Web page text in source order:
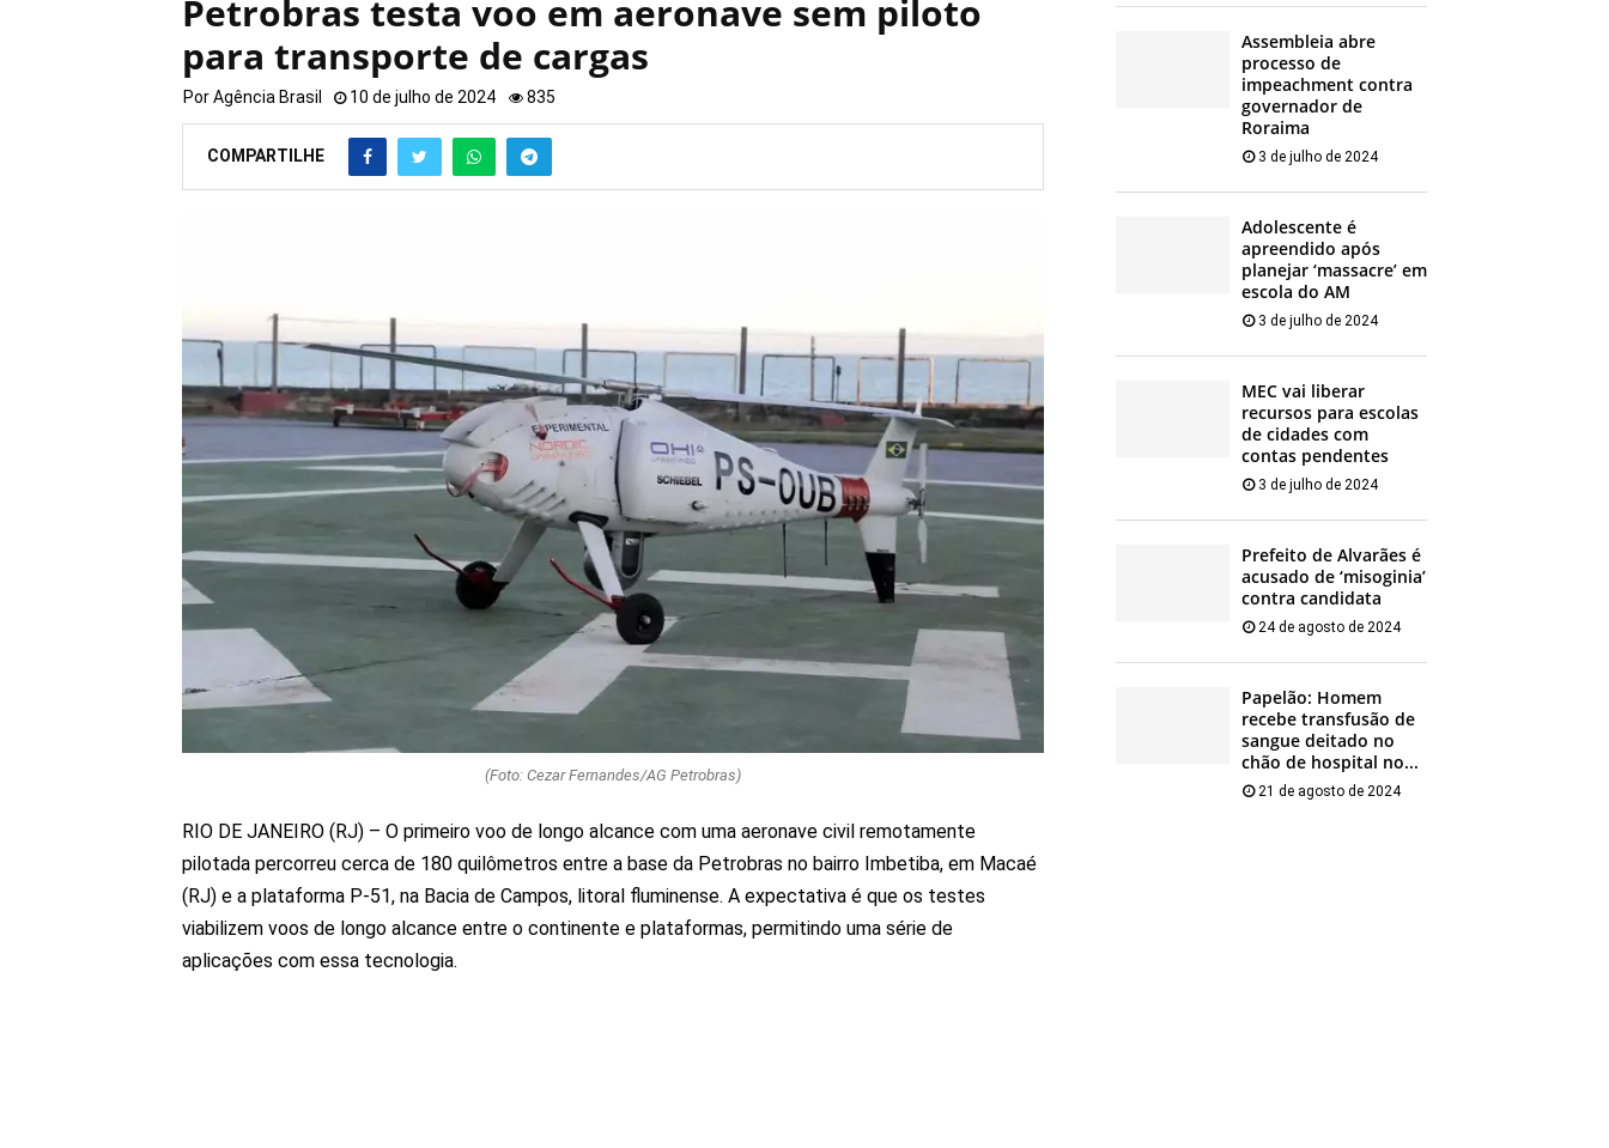
Petrobras testa voo em aeronave sem piloto
para transporte de cargas
PorAgência Brasil 10 de julho de 2024 835
COMPARTILHE
(Foto: Cezar Fernandes/AG Petrobras)
RIO DE JANEIRO (RJ) – O primeiro voo de longo alcance com uma aeronave civil remotamente
pilotada percorreu cerca de 180 quilômetros entre a base da Petrobras no bairro Imbetiba, em Macaé
(RJ) e a plataforma P-51, na Bacia de Campos, litoral fluminense. A expectativa é que os testes
viabilizem voos de longo alcance entre o continente e plataformas, permitindo uma série de
aplicações com essa tecnologia.
Assembleia abre
processo de
impeachment contra
governador de
Roraima
3 de julho de 2024
Adolescente é
apreendido após
planejar ‘massacre’ em
escola do AM
3 de julho de 2024
MEC vai liberar
recursos para escolas
de cidades com
contas pendentes
3 de julho de 2024
Prefeito de Alvarães é
acusado de ‘misoginia’
contra candidata
24 de agosto de 2024
Papelão: Homem
recebe transfusão de
sangue deitado no
chão de hospital no...
21 de agosto de 2024